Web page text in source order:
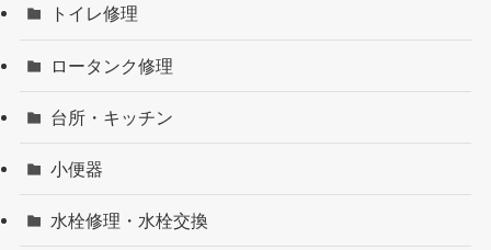
トイレ修理
ロータンク修理
台所・キッチン
小便器
水栓修理・水栓交換